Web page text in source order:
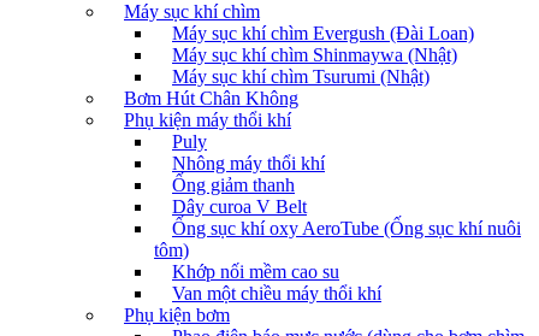
Máy sục khí chìm
Máy sục khí chìm Evergush (Đài Loan)
Máy sục khí chìm Shinmaywa (Nhật)
Máy sục khí chìm Tsurumi (Nhật)
Bơm Hút Chân Không
Phụ kiện máy thổi khí
Puly
Nhông máy thổi khí
Ống giảm thanh
Dây curoa V Belt
Ống sục khí oxy AeroTube (Ống sục khí nuôi
tôm)
Khớp nối mềm cao su
Van một chiều máy thổi khí
Phụ kiện bơm